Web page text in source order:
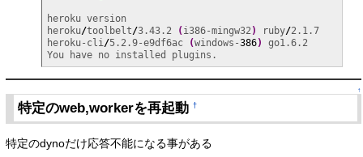
heroku version
heroku/toolbelt/3.43.2 (i386-mingw32) ruby/2.1.7
heroku-cli/5.2.9-e9df6ac (windows-386)
go1.6.2
You have no installed plugins.
↑
特定のweb,workerを再起動†
特定のdynoだけ応答不能になる事がある